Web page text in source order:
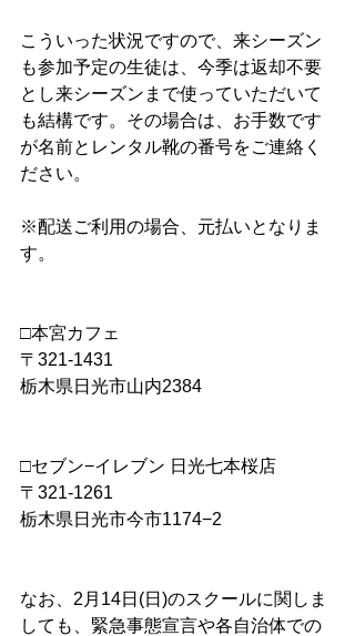
こういった状況ですので、来シーズン
も参加予定の生徒は、今季は返却不要
とし来シーズンまで使っていただいて
も結構です。その場合は、お手数です
が名前とレンタル靴の番号をご連絡く
ださい。
※配送ご利用の場合、元払いとなりま
す。
□本宮カフェ
〒321-1431
栃木県日光市山内2384
□セブン−イレブン 日光七本桜店
〒321-1261
栃木県日光市今市1174−2
なお、2月14日(日)のスクールに関しま
しても、緊急事態宣言や各自治体での